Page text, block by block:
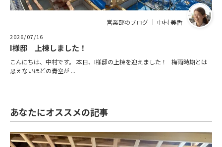
営業部のブログ ｜ 中村 美香
2026/07/16
I様邸 上棟しました！
こんにちは、中村です。 本日、I様邸の上棟を迎えました！ 梅雨時期とは
思えないほどの青空が ...
あなたにオススメの記事